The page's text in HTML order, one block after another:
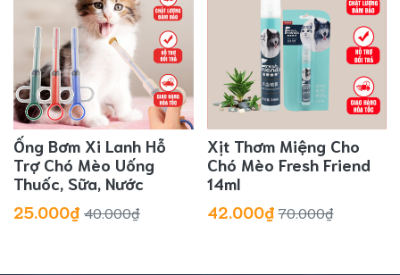
Ống Bơm Xi Lanh Hỗ
Trợ Chó Mèo Uống
Thuốc, Sữa, Nước
25.000₫ 40.000₫
Xịt Thơm Miệng Cho
Chó Mèo Fresh Friend
14ml
42.000₫ 70.000₫